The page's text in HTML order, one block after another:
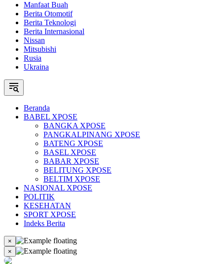
Manfaat Buah
Berita Otomotif
Berita Teknologi
Berita Internasional
Nissan
Mitsubishi
Rusia
Ukraina
Beranda
BABEL XPOSE
BANGKA XPOSE
PANGKALPINANG XPOSE
BATENG XPOSE
BASEL XPOSE
BABAR XPOSE
BELITUNG XPOSE
BELTIM XPOSE
NASIONAL XPOSE
POLITIK
KESEHATAN
SPORT XPOSE
Indeks Berita
×
×